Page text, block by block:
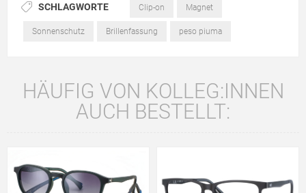
SCHLAGWORTE Clip-on Magnet
Sonnenschutz Brillenfassung peso piuma
HÄUFIG VON KOLLEG:INNEN
AUCH BESTELLT: